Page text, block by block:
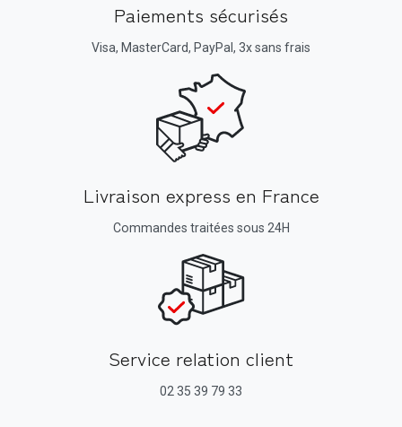
Paiements sécurisés
Visa, MasterCard, PayPal, 3x sans frais
Livraison express en France
Commandes traitées sous 24H
Service relation client
02 35 39 79 33